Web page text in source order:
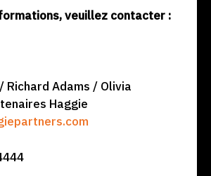
veuillez contacter :
Richard Adams / Olivia
Haggie